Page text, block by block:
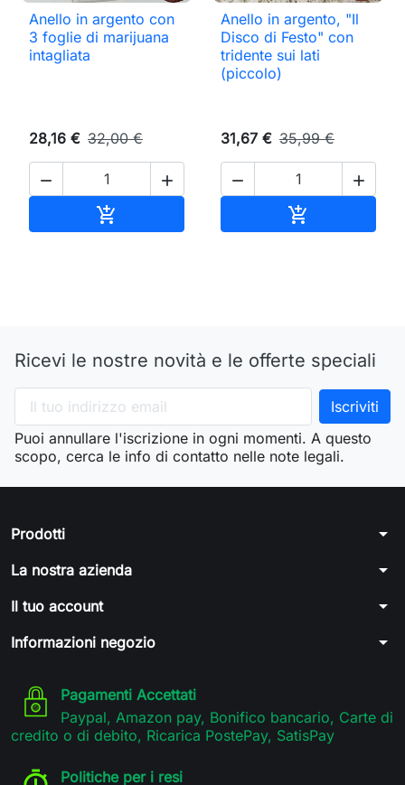
Anello in argento con
3 foglie di marijuana
intagliata
28,16 € 32,00 €
 

Anello in argento, "Il
Disco di Festo" con
tridente sui lati
(piccolo)
31,67 € 35,99 €
 

Ricevi le nostre novità e le offerte speciali
Puoi annullare l'iscrizione in ogni momenti. A questo
scopo, cerca le info di contatto nelle note legali.
Prodotti arrow_drop_down
La nostra azienda arrow_drop_down
Il tuo account arrow_drop_down
Informazioni negozio arrow_drop_down
Pagamenti Accettati
Paypal, Amazon pay, Bonifico bancario, Carte di
credito o di debito, Ricarica PostePay, SatisPay
Politiche per i resi